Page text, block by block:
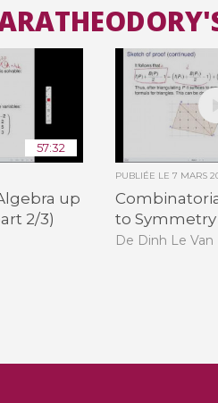
Toutes les
Tous les
57:32
up
2/3)
PUBLIÉE LE 7 MARS
to Symmetry
De Dinh Le Van